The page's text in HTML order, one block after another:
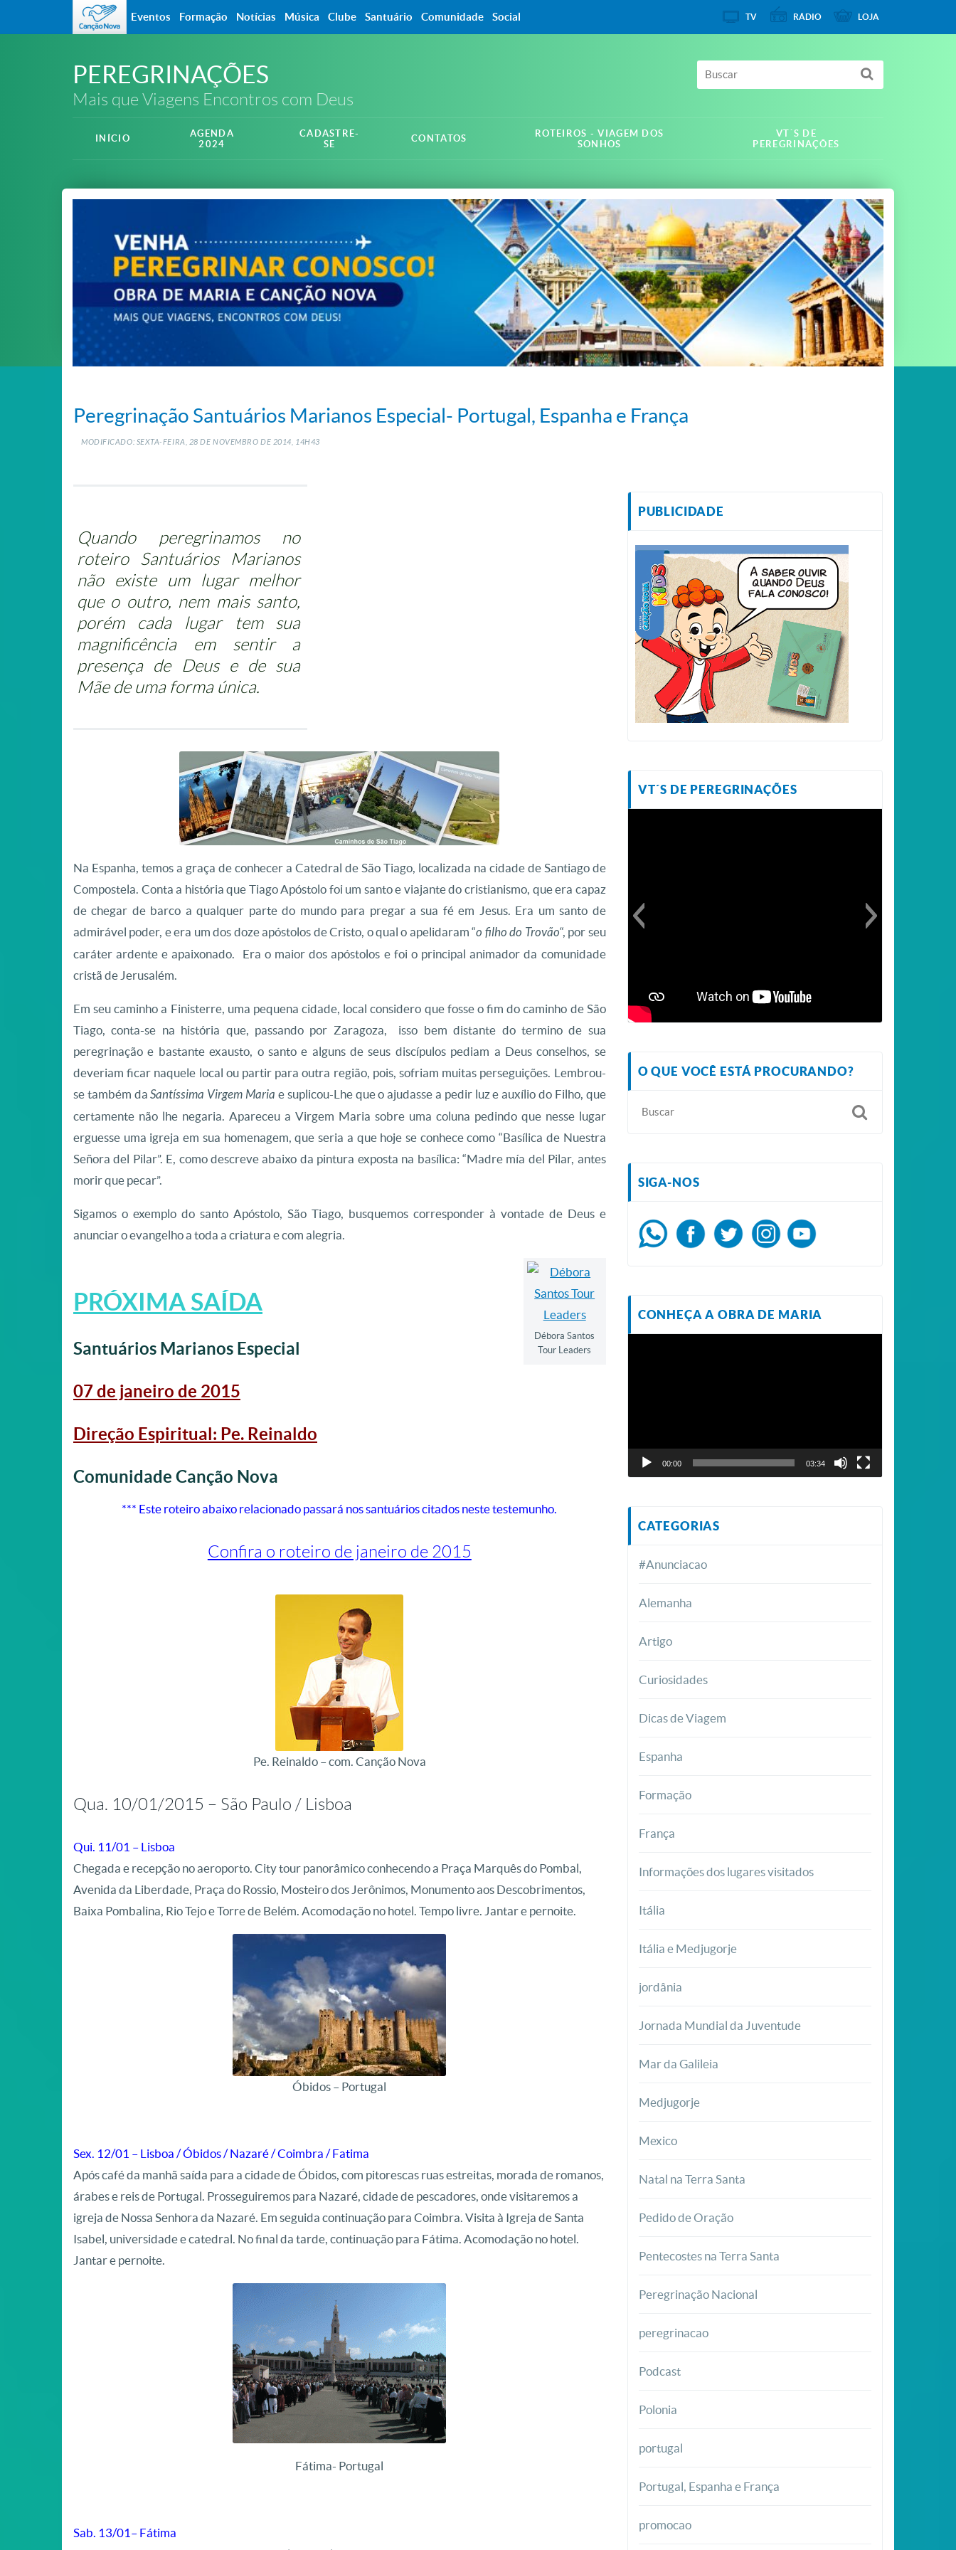
PEREGRINAÇÕES
Mais que Viagens Encontros com Deus
INÍCIO
AGENDA
2024
CADASTRE-
SE
CONTATOS
ROTEIROS - VIAGEM DOS
SONHOS
VT´S DE
PEREGRINAÇÕES
Peregrinação Santuários Marianos Especial- Portugal, Espanha e França
MODIFICADO: SEXTA-FEIRA, 28 DENOVEMBRO DE 2014, 14H43
Quando peregrinamos no
roteiro Santuários Marianos
não existe um lugar melhor
que o outro, nem mais santo,
porém cada lugar tem sua
magnificência em sentir a
presença de Deus e de sua
Mãe de uma forma única.
Na Espanha, temos a graça de conhecer a Catedral de São Tiago, localizada na cidade de Santiago de
Compostela. Conta a história que Tiago Apóstolo foi um santo e viajante do cristianismo, que era capaz
de chegar de barco a qualquer parte do mundo para pregar a sua fé em Jesus. Era um santo de
admirável poder, e era um dos doze apóstolos de Cristo, o qual o apelidaram “o filho do Trovão“, por seu
caráter ardente e apaixonado. Era o maior dos apóstolos e foi o principal animador da comunidade
cristã de Jerusalém.
Em seu caminho a Finisterre, uma pequena cidade, local considero que fosse o fim do caminho de São
Tiago, conta-se na história que, passando por Zaragoza, isso bem distante do termino de sua
peregrinação e bastante exausto, o santo e alguns de seus discípulos pediam a Deus conselhos, se
deveriam ficar naquele local ou partir para outra região, pois, sofriam muitas perseguições. Lembrou-
se também daSantíssima Virgem Maria e suplicou-Lhe que o ajudasse a pedir luz e auxílio do Filho, que
certamente não lhe negaria. Apareceu a Virgem Maria sobre uma coluna pedindo que nesse lugar
erguesse uma igreja em sua homenagem, que seria a que hoje se conhece como “Basílica de Nuestra
Señora del Pilar”. E, como descreve abaixo da pintura exposta na basílica: “Madre mía del Pilar, antes
morir que pecar”.
Sigamos o exemplo do santo Apóstolo, São Tiago, busquemos corresponder à vontade de Deus e
anunciar o evangelho a toda a criatura e com alegria.
Débora Santos
Tour Leaders
PRÓXIMA SAÍDA
Santuários Marianos Especial
07 de janeiro de 2015
Direção Espiritual: Pe. Reinaldo
Comunidade Canção Nova
*** Este roteiro abaixo relacionado passará nos santuários citados neste testemunho.
Confira o roteiro de janeiro de 2015
Pe. Reinaldo – com. Canção Nova
Qua. 10/01/2015 – São Paulo / Lisboa
Qui. 11/01 – Lisboa
Chegada e recepção no aeroporto. City tour panorâmico conhecendo a Praça Marquês do Pombal,
Avenida da Liberdade, Praça do Rossio, Mosteiro dos Jerônimos, Monumento aos Descobrimentos,
Baixa Pombalina, Rio Tejo e Torre de Belém. Acomodação no hotel. Tempo livre. Jantar e pernoite.
Óbidos – Portugal
Sex. 12/01 – Lisboa / Óbidos / Nazaré / Coimbra / Fatima
Após café da manhã saída para a cidade de Óbidos, com pitorescas ruas estreitas, morada de romanos,
árabes e reis de Portugal. Prosseguiremos para Nazaré, cidade de pescadores, onde visitaremos a
igreja de Nossa Senhora da Nazaré. Em seguida continuação para Coimbra. Visita à Igreja de Santa
Isabel, universidade e catedral. No final da tarde, continuação para Fátima. Acomodação no hotel.
Jantar e pernoite.
Fátima- Portugal
Sab. 13/01– Fátima
PUBLICIDADE
VT´S DE PEREGRINAÇÕES
O QUE VOCÊ ESTÁ PROCURANDO?
SIGA-NOS
CONHEÇA A OBRA DE MARIA
00:00 03:34
CATEGORIAS
#Anunciacao
Alemanha
Artigo
Curiosidades
Dicas de Viagem
Espanha
Formação
França
Informações dos lugares visitados
Itália
Itália e Medjugorje
jordânia
Jornada Mundial da Juventude
Mar da Galileia
Medjugorje
Mexico
Natal na Terra Santa
Pedido de Oração
Pentecostes na Terra Santa
Peregrinação Nacional
peregrinacao
Podcast
Polonia
portugal
Portugal, Espanha e França
promocao
Eventos Formação Notícias Música Clube Santuário Comunidade Social TV RÁDIO LOJA